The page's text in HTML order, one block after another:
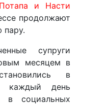
Потапа и Насти
продолжают
пару.
супруги
месяцем в
в
каждый день
в социальных